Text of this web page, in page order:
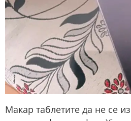
Макар таблетите да не се